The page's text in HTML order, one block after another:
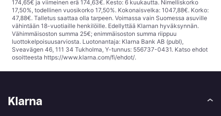
174,65€ ja viimeinen erä 174,63€. Kesto: 6 kuukautta. Nimelliskorko
17,50%, todellinen vuosikorko 17,50%. Kokonaisvelka: 1047,88€. Korko:
47,88€. Talletus saattaa olla tarpeen. Voimassa vain Suomessa asuville
vähintään 18-vuotiaille henkilöille. Edellyttää Klarnan hyväksynnän.
Vähimmäisoston summa 25€; enimmäisoston summa riippuu
luottokelpoisuusarviosta. Luotonantaja: Klarna Bank AB (publ),
Sveavägen 46, 111 34 Tukholma, Y-tunnus: 556737-0431. Katso ehdot
osoitteesta https://www.klarna.com/fi/ehdot/.
Klarna